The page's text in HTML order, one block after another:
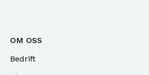
OM OSS
Bedrift